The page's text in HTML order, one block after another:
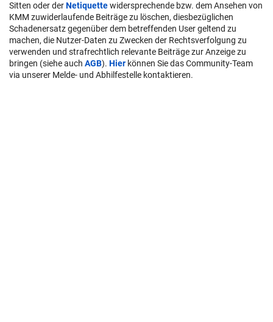
Sitten oder derNetiquettewidersprechende bzw. dem Ansehen von
KMM zuwiderlaufende Beiträge zu löschen, diesbezüglichen
Schadenersatz gegenüber dem betreffenden User geltend zu
machen, die Nutzer-Daten zu Zwecken der Rechtsverfolgung zu
verwenden und strafrechtlich relevante Beiträge zur Anzeige zu
bringen (siehe auch AGB). Hier können Sie das Community-Team
via unserer Melde- und Abhilfestelle kontaktieren.